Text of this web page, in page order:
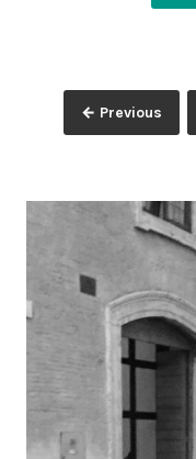
Posts
pagination
← Previous